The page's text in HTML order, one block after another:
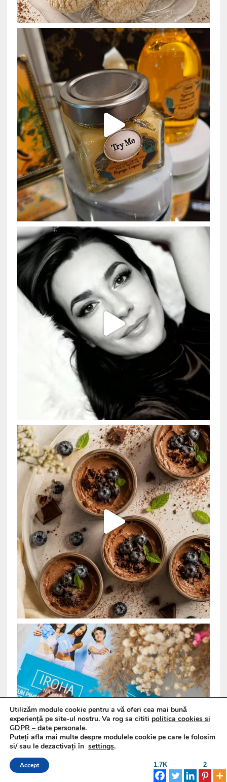
1.7K 2
Utilizăm module cookie pentru a vă oferi cea mai bună
experiență pe site-ul nostru. Va rog sa cititi politica cookies si
GDPR – date personale.
Puteți afla mai multe despre modulele cookie pe care le folosim
si/ sau le dezactivați în settings.
Accept